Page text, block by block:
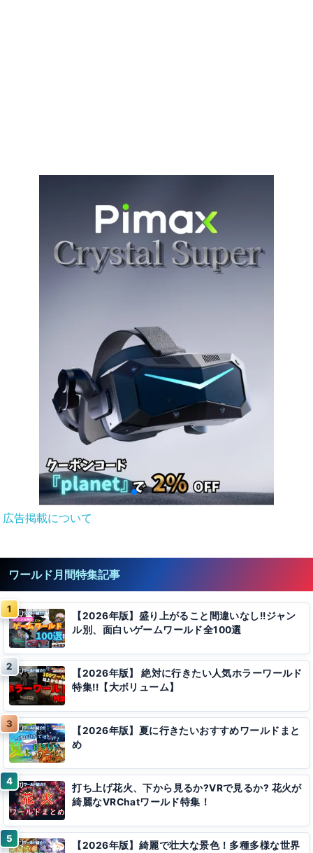
広告掲載について
ワールド月間特集記事
【2026年版】盛り上がること間違いなし!!ジャン
ル別、面白いゲームワールド全100選
【2026年版】 絶対に行きたい人気ホラーワールド
特集!!【大ボリューム】
【2026年版】夏に行きたいおすすめワールドまと
め
打ち上げ花火、下から見るか?VRで見るか? 花火が
綺麗なVRChatワールド特集！
【2026年版】綺麗で壮大な景色！多種多様な世界